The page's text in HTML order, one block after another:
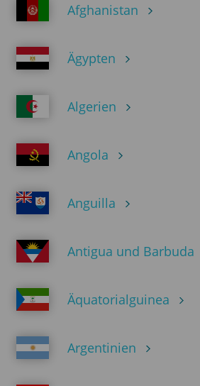
Afghanistan
Ägypten
Algerien
Angola
Anguilla
Antigua und Barbuda
Äquatorialguinea
Argentinien